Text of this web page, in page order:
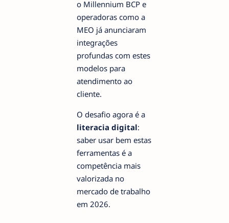
o Millennium BCP e
operadoras como a
MEO já anunciaram
integrações
profundas com estes
modelos para
atendimento ao
cliente.
O desafio agora é a
literacia digital:
saber usar bem estas
ferramentas é a
competência mais
valorizada no
mercado de trabalho
em 2026.